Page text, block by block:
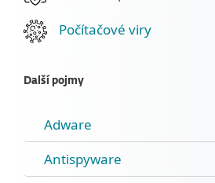
Počítačové viry
Další pojmy
Adware
Antispyware